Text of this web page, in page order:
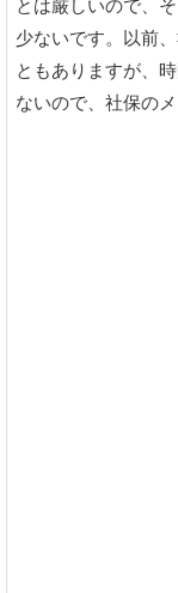
とは厳しいので、
少ないです。以前
ともありますが、
ないので、社保の